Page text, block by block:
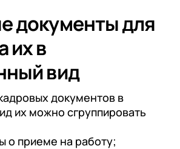
документы для
их в
вид
документов в
их можно сгруппировать
о приеме на работу;